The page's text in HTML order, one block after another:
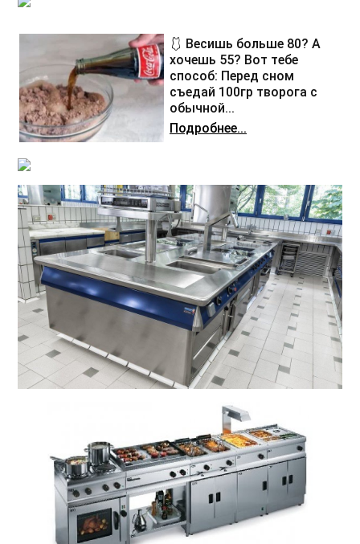
🩱 Весишь больше 80? А
хочешь 55? Вот тебе
способ: Перед сном
съедай 100гр творога с
обычной...
Подробнее...